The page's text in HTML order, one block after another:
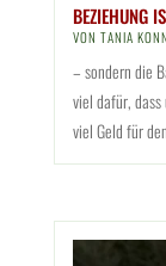
BEZIEHUNG
VON TANIA
– sondern die
viel dafür,
viel Geld für